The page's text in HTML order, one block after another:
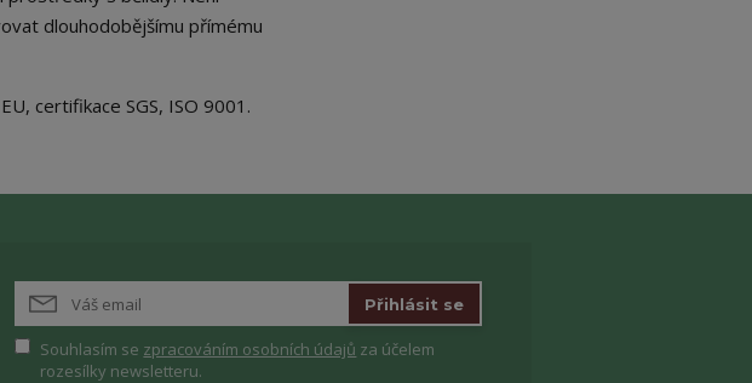
dlouhodobějšímu přímému
certifikace SGS, ISO 9001.
Přihlásit se
Souhlasím se zpracováním osobních údajů za účelem
rozesílky newsletteru.